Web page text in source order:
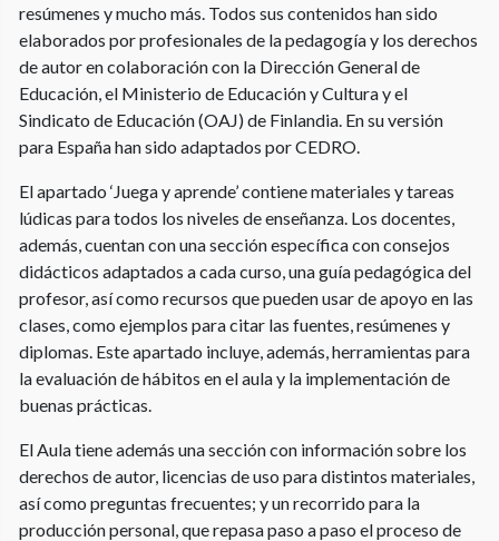
resúmenes y mucho más. Todos sus contenidos han sido
elaborados por profesionales de la pedagogía y los derechos
de autor en colaboración con la Dirección General de
Educación, el Ministerio de Educación y Cultura y el
Sindicato de Educación (OAJ) de Finlandia. En su versión
para España han sido adaptados por CEDRO.
El apartado ‘Juega y aprende’ contiene materiales y tareas
lúdicas para todos los niveles de enseñanza. Los docentes,
además, cuentan con una sección específica con consejos
didácticos adaptados a cada curso, una guía pedagógica del
profesor, así como recursos que pueden usar de apoyo en las
clases, como ejemplos para citar las fuentes, resúmenes y
diplomas. Este apartado incluye, además, herramientas para
la evaluación de hábitos en el aula y la implementación de
buenas prácticas.
El Aula tiene además una sección con información sobre los
derechos de autor, licencias de uso para distintos materiales,
así como preguntas frecuentes; y un recorrido para la
producción personal, que repasa paso a paso el proceso de